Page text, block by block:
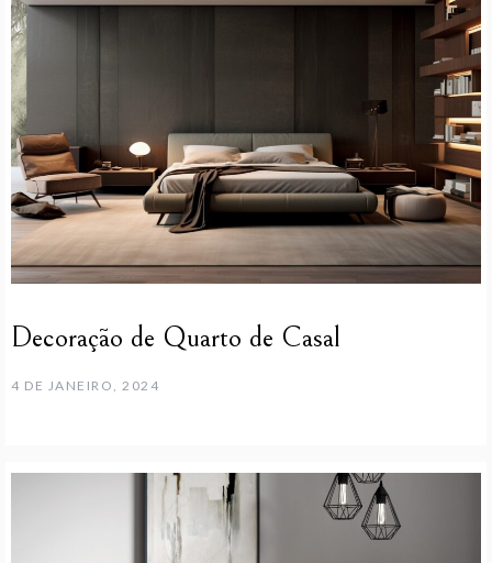
Decoração de Quarto de Casal
4 DE JANEIRO, 2024